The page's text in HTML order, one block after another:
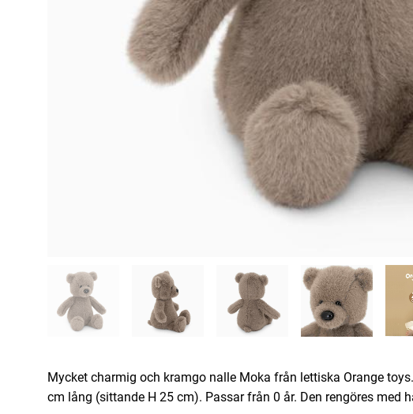
Mycket charmig och kramgo nalle Moka från lettiska Orange
cm lång (sittande H 25 cm). Passar från 0 år. Den rengöres med